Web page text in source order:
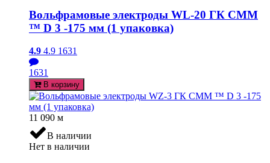
Вольфрамовые электроды WL-20 ГК СММ
™ D 3 -175 мм (1 упаковка)
4.9 4.9 1631
1631
В корзину
11 090 м
В наличии
Нет в наличии